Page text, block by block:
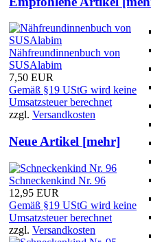
Nähfreundinnenbuch von
SUSAlabim
7,50 EUR
Gemäß §19 UStG wird keine
Umsatzsteuer berechnet
zzgl. Versandkosten
Neue Artikel [mehr]
Schneckenkind Nr. 96
12,95 EUR
Gemäß §19 UStG wird keine
Umsatzsteuer berechnet
zzgl. Versandkosten